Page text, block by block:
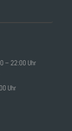
– 22:00 Uhr
Uhr